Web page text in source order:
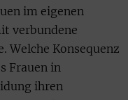
im eigenen
verbundene
Welche Konsequenz
Frauen in
ihren